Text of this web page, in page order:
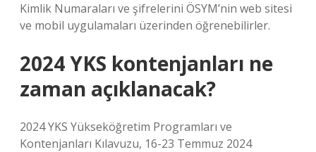
Kimlik Numaraları ve şifrelerini ÖSYM’nin web sitesi
ve mobil uygulamaları üzerinden öğrenebilirler.
2024 YKS kontenjanları ne
zaman açıklanacak?
2024 YKS Yükseköğretim Programları ve
Kontenjanları Kılavuzu, 16-23 Temmuz 2024